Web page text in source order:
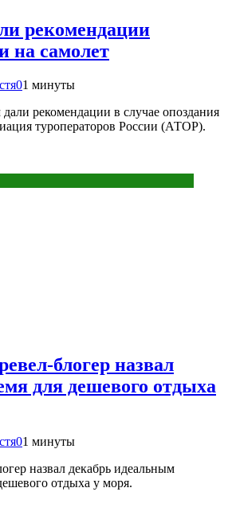
рекомендации
на самолет
01 минуты
рекомендации в случае опоздания
туроператоров России (АТОР).
блогер назвал
для дешевого отдыха
01 минуты
назвал декабрь идеальным
отдыха у моря.